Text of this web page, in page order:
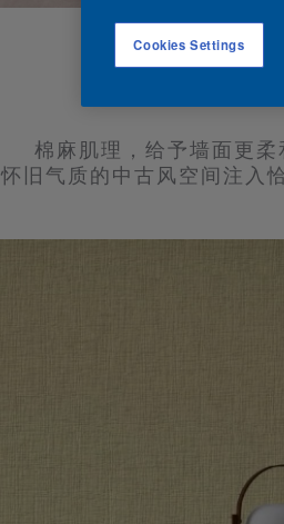
棉麻肌理，给予墙面更
怀旧气质的中古风空间注入
Cookies Settings